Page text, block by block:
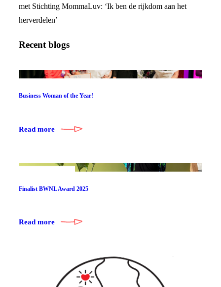
met Stichting MommaLuv: ‘Ik ben de rijkdom aan het
herverdelen’
Recent blogs
Business Woman of the Year!
Read more
Finalist BWNL Award 2025
Read more